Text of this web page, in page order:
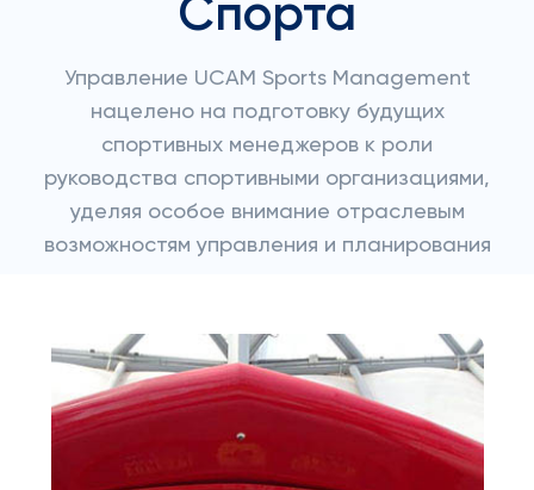
Спорта
Управление UCAM Sports Management
нацелено на подготовку будущих
спортивных менеджеров к роли
руководства спортивными организациями,
уделяя особое внимание отраслевым
возможностям управления и планирования